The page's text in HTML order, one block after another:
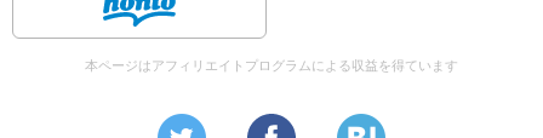
本ページはアフィリエイトプログラムによる収益を得ています